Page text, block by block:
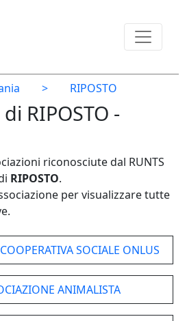
> RIPOSTO
RIPOSTO -
riconosciute dal RUNTS
RIPOSTO.
per visualizzare tutte
SOCIALE ONLUS
ANIMALISTA